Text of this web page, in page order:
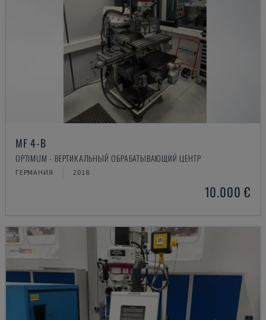
MF 4-B
OPTIMUM - ВЕРТИКАЛЬНЫЙ ОБРАБАТЫВАЮЩИЙ ЦЕНТР
ГЕРМАНИЯ 2018
10.000 €